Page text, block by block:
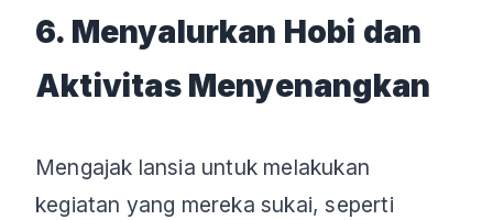
6. Menyalurkan Hobi dan
Aktivitas Menyenangkan
Mengajak lansia untuk melakukan
kegiatan yang mereka sukai, seperti